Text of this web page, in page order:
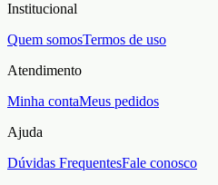
Institucional
Quem somosTermos de uso
Atendimento
Minha contaMeus pedidos
Ajuda
Dúvidas FrequentesFale conosco